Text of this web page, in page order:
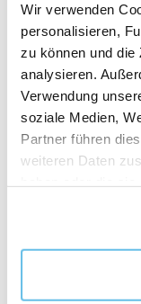
Wir verwenden
personalisieren,
zu können und die
analysieren.
Verwendung
soziale Medien,
Partner führen
weiteren Daten
jeder Zutat. Wir
RAW-Ansatz,
der Wildnis, wo
Respekt vor der
unserer eigenen
der Ursprung der